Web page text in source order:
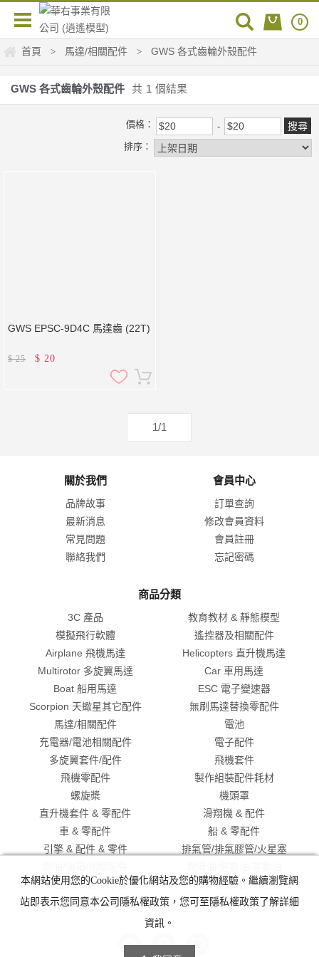
0
首頁 > 馬達/相關配件 > GWS 各式齒輪外殼配件
GWS 各式齒輪外殼配件 共 1 個結果
價格：
排序：
GWS EPSC-9D4C 馬達齒 (22T)
$25 $ 20
1/1
關於我們
品牌故事
最新消息
常見問題
聯絡我們
會員中心
訂單查詢
修改會員資料
會員註冊
忘記密碼
商品分類
3C 產品
教育教材 & 靜態模型
模擬飛行軟體
遙控器及相關配件
Airplane 飛機馬達
Helicopters 直升機馬達
Multirotor 多旋翼馬達
Car 車用馬達
Boat 船用馬達
ESC 電子變速器
Scorpion 天蠍星其它配件
無刷馬達替換零配件
馬達/相關配件
電池
充電器/電池相關配件
電子配件
多旋翼套件/配件
飛機套件
飛機零配件
製作組裝配件耗材
螺旋槳
機頭罩
直升機套件 & 零配件
滑翔機 & 配件
車 & 零配件
船 & 零配件
引擎 & 配件 & 零件
排氣管/排氣膠管/火星塞
螺絲/工具/啟動引擎配件
襯衫/眼鏡/帽子/貼紙
出清特價
本網站使用您的Cookie於優化網站及您的購物經驗。繼續瀏覽網
站即表示您同意本公司隱私權政策，您可至隱私權政策了解詳細
資訊。